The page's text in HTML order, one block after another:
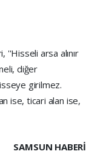
arsa alınır
diğer
girilmez.
ise, ticari alan ise,
SAMSUN HABERİ